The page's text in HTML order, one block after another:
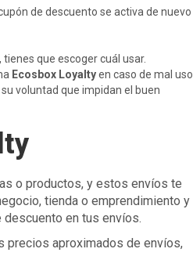
de descuento se activa de nuevo
que escoger cuál usar.
Ecosbox Loyaltyen caso de mal uso
voluntad que impidan el buen
o productos, y estos envíos te
tienda o emprendimiento y
en tus envíos.
precios aproximados de envíos,